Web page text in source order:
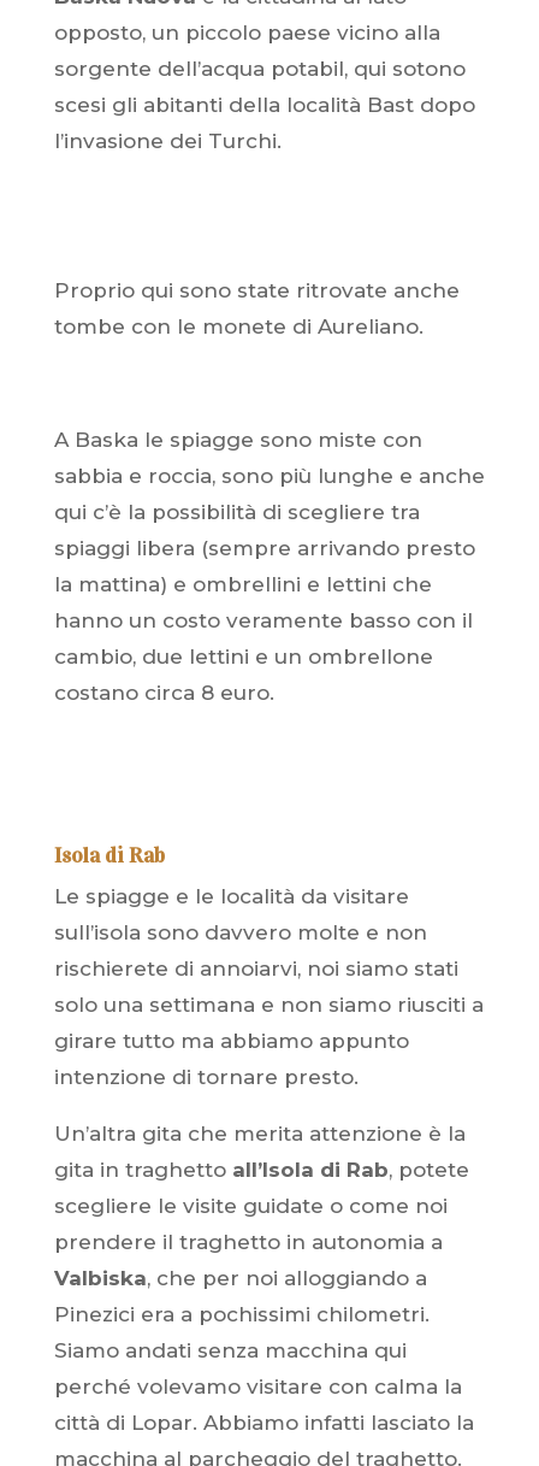
opposto, un piccolo paese vicino alla
sorgente dell’acqua potabil, qui sotono
scesi gli abitanti della località Bast dopo
l’invasione dei Turchi.
Proprio qui sono state ritrovate anche
tombe con le monete di Aureliano.
A Baska le spiagge sono miste con
sabbia e roccia, sono più lunghe e anche
qui c’è la possibilità di scegliere tra
spiaggi libera (sempre arrivando presto
la mattina) e ombrellini e lettini che
hanno un costo veramente basso con il
cambio, due lettini e un ombrellone
costano circa 8 euro.
Isola di Rab
Le spiagge e le località da visitare
sull’isola sono davvero molte e non
rischierete di annoiarvi, noi siamo stati
solo una settimana e non siamo riusciti a
girare tutto ma abbiamo appunto
intenzione di tornare presto.
Un’altra gita che merita attenzione è la
gita in traghetto all’Isola di Rab, potete
scegliere le visite guidate o come noi
prendere il traghetto in autonomia a
Valbiska, che per noi alloggiando a
Pinezici era a pochissimi chilometri.
Siamo andati senza macchina qui
perché volevamo visitare con calma la
città di Lopar. Abbiamo infatti lasciato la
macchina al parcheggio del traghetto.